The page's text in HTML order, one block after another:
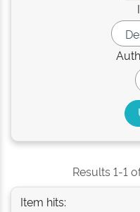
Results 1-1
Item hits: